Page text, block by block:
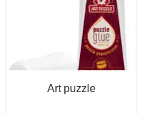
Art puzzle